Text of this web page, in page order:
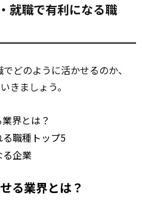
就職で有利になる職
どのように活かせるのか、
きましょう。
界とは？
職種トップ5
る企業
る業界とは？